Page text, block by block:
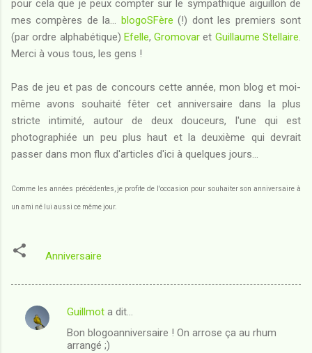
pour cela que je peux compter sur le sympathique aiguillon de
mes compères de la... blogoSFère (!) dont les premiers sont
(par ordre alphabétique) Efelle,Gromovar et Guillaume Stellaire
Merci à vous tous, les gens !
Pas de jeu et pas de concours cette année, mon blog et moi-
même avons souhaité fêter cet anniversaire dans la plus
stricte intimité, autour de deux douceurs, l'une qui est
photographiée un peu plus haut et la deuxième qui devrait
passer dans mon flux d'articles d'ici à quelques jours...
Comme les années précédentes, je profite de l'occasion pour souhaiter son anniversaire à
un ami né lui aussi ce même jour.
Anniversaire
C
Guillmot a dit…
Bon blogoanniversaire ! On arrose ça au rhum
arrangé ;)